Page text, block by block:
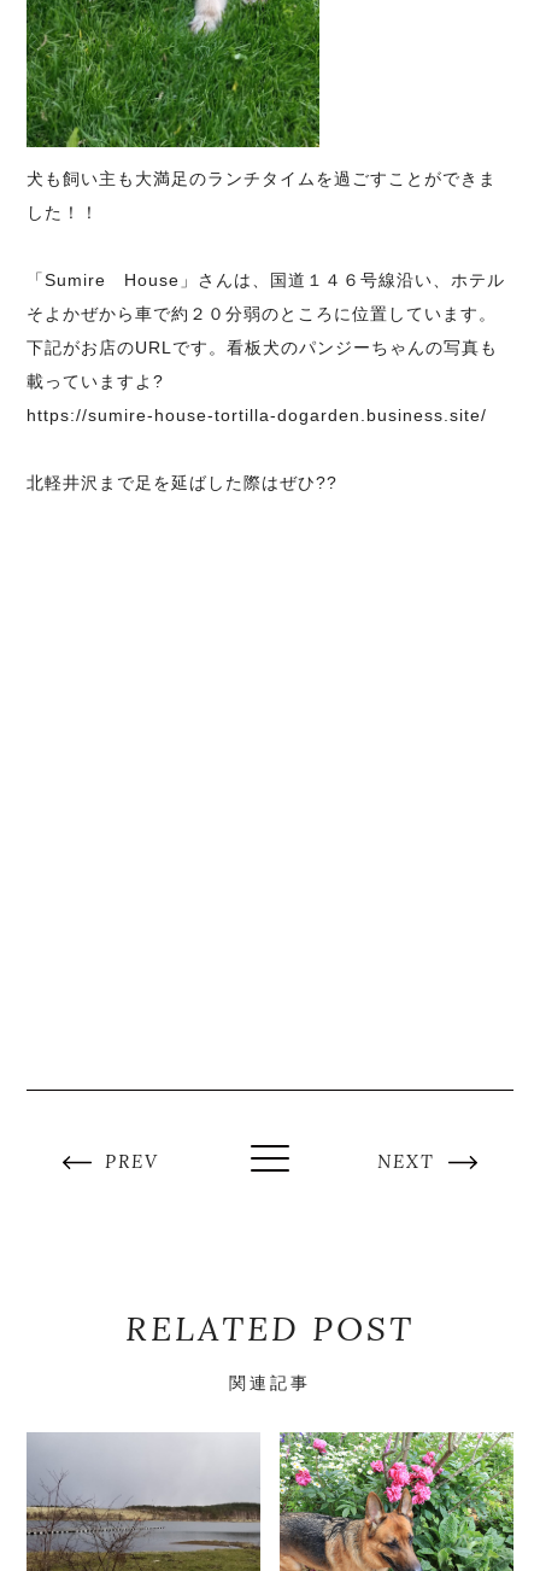
犬も飼い主も大満足のランチタイムを過ごすことができま
した！！
「Sumire House」さんは、国道１４６号線沿い、ホテル
そよかぜから車で約２０分弱のところに位置しています。
下記がお店のURLです。看板犬のパンジーちゃんの写真も
載っていますよ?
https://sumire-house-tortilla-dogarden.business.site/
北軽井沢まで足を延ばした際はぜひ??
PREV NEXT
RELATED POST
関連記事